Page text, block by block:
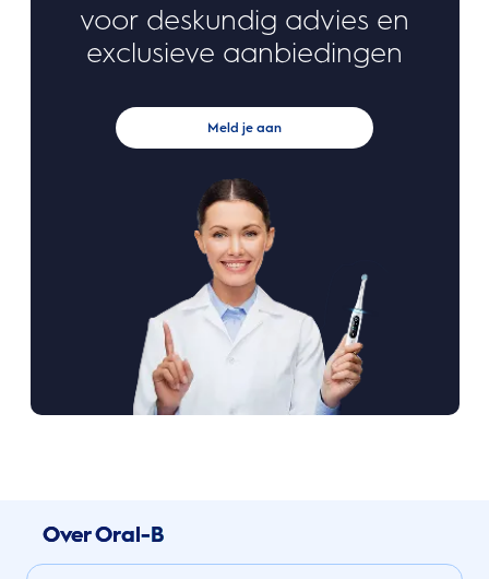
voor deskundig advies en
exclusieve aanbiedingen
Meld je aan
Over Oral-B